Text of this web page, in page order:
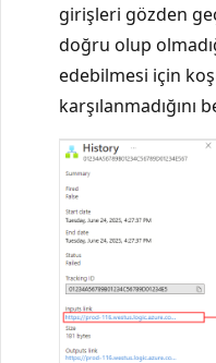
girişleri gözden
doğru olup
edebilmesi için
karşılanmadığını